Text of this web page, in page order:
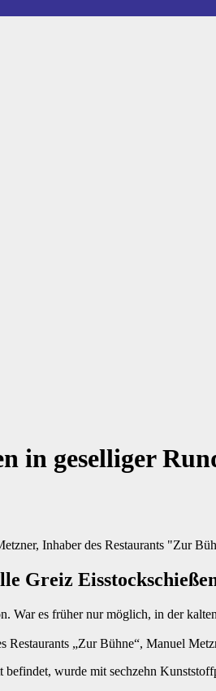
in geselliger
Inhaber des Restaurants "Zur
Greiz
es früher nur möglich, in der
Restaurants „Zur Bühne“, Manuel
wurde mit sechzehn